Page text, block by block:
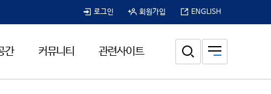
로그인 회원가입 ENGLISH
간 커뮤니티 관련사이트